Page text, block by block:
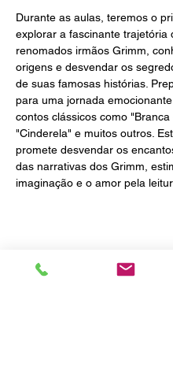
Durante as aulas, teremos o
explorar a fascinante trajetória
renomados irmãos Grimm,
origens e desvendar os
de suas famosas histórias.
para uma jornada
contos clássicos como "Branca
"Cinderela" e muitos outros.
promete desvendar os
das narrativas dos Grimm,
imaginação e o amor pela
Compartilhe esse